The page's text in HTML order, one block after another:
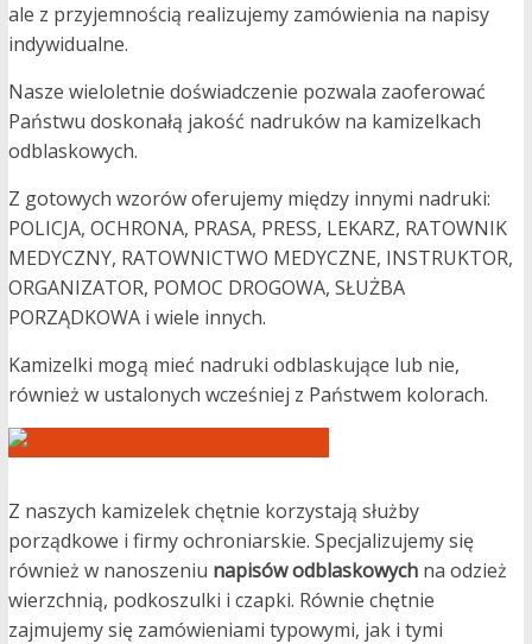
ale z przyjemnością realizujemy zamówienia na napisy
indywidualne.
Nasze wieloletnie doświadczenie pozwala zaoferować
Państwu doskonałą jakość nadruków na kamizelkach
odblaskowych.
Z gotowych wzorów oferujemy między innymi nadruki:
POLICJA, OCHRONA, PRASA, PRESS, LEKARZ, RATOWNIK
MEDYCZNY, RATOWNICTWO MEDYCZNE, INSTRUKTOR,
ORGANIZATOR, POMOC DROGOWA, SŁUŻBA
PORZĄDKOWA i wiele innych.
Kamizelki mogą mieć nadruki odblaskujące lub nie,
również w ustalonych wcześniej z Państwem kolorach.
Z naszych kamizelek chętnie korzystają służby
porządkowe i firmy ochroniarskie. Specjalizujemy się
również w nanoszeniu napisów odblaskowychna odzież
wierzchnią, podkoszulki i czapki. Równie chętnie
zajmujemy się zamówieniami typowymi, jak i tymi